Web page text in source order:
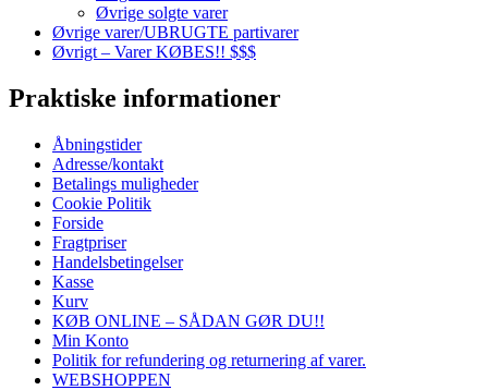
Øvrige solgte varer
Øvrige varer/UBRUGTE partivarer
Øvrigt – Varer KØBES!! $$$
Praktiske informationer
Åbningstider
Adresse/kontakt
Betalings muligheder
Cookie Politik
Forside
Fragtpriser
Handelsbetingelser
Kasse
Kurv
KØB ONLINE – SÅDAN GØR DU!!
Min Konto
Politik for refundering og returnering af varer.
WEBSHOPPEN